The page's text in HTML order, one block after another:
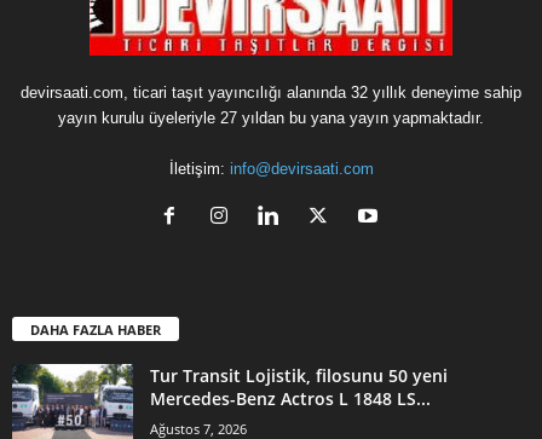
devirsaati.com, ticari taşıt yayıncılığı alanında 32 yıllık deneyime sahip
yayın kurulu üyeleriyle 27 yıldan bu yana yayın yapmaktadır.
İletişim: info@devirsaati.com
DAHA FAZLA HABER
Tur Transit Lojistik, filosunu 50 yeni
Mercedes-Benz Actros L 1848 LS...
Ağustos 7, 2026